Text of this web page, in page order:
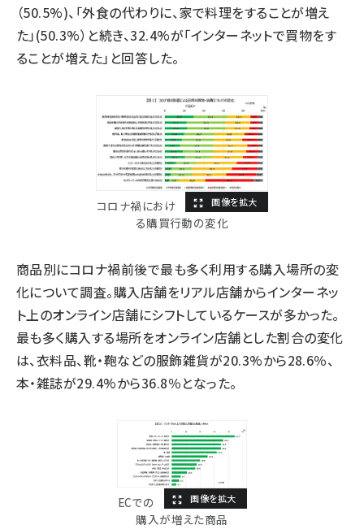
（50.5%)、「外食の代わりに、家で料理をすることが増え
た」(50.3%）と続き、32.4%が「インターネットで買物をす
ることが増えた」と回答した。
コロナ禍におけ
る購買行動の変化
商品別にコロナ禍前後で最も多く利用する購入場所の変
化について調査。購入店舗をリアル店舗からインターネッ
ト上のオンライン店舗にシフトしているケースが多かった。
最も多く購入する場所をオンライン店舗とした割合の変化
は、衣料品、靴・鞄などの服飾雑貨が20.3%から28.6％、
本・雑誌が29.4%から36.8％となった。
ECでの
購入が増えた商品